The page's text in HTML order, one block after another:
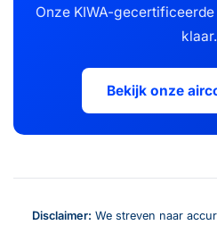
Onze KIWA-
klaar.
Bekijk onze
Disclaimer: We streven naar